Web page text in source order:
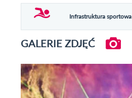
Infrastruktura sportowa
GALERIE ZDJĘĆ